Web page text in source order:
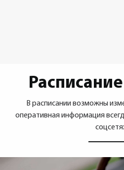
В расписании возможны
оперативная информация